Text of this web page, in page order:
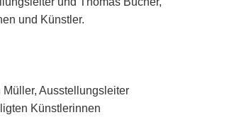
und Künstler.
Ausstellungsleiter
Künstlerinnen